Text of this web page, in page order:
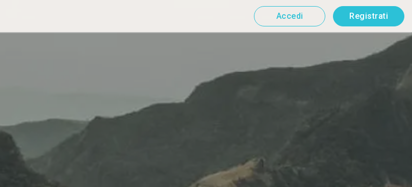
Accedi Registrati